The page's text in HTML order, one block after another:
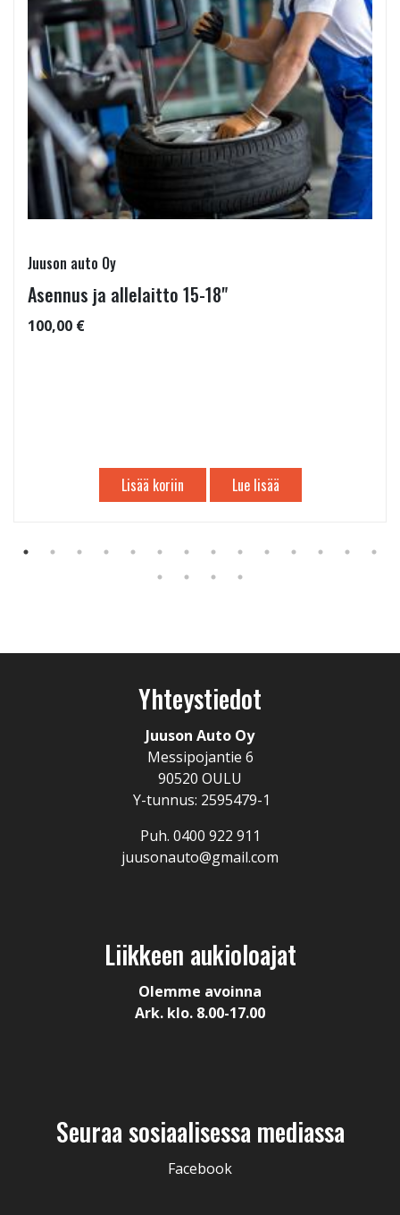
Juuson auto Oy
Asennus ja allelaitto 15-18"
100,00 €
Lisää koriin Lue lisää
Yhteystiedot
Juuson Auto Oy
Messipojantie 6
90520 OULU
Y-tunnus: 2595479-1
Puh. 0400 922 911
juusonauto@gmail.com
Liikkeen aukioloajat
Olemme avoinna
Ark. klo. 8.00-17.00
Seuraa sosiaalisessa mediassa
Facebook